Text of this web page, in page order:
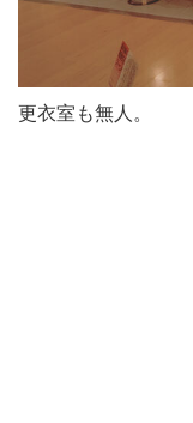
更衣室も無人。